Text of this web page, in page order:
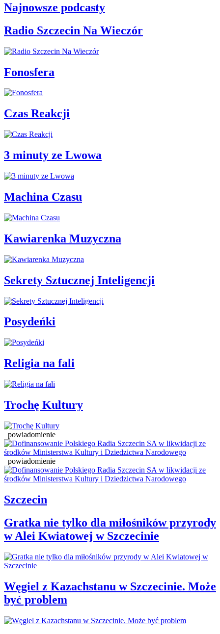
Najnowsze podcasty
Radio Szczecin Na Wieczór
Fonosfera
Czas Reakcji
3 minuty ze Lwowa
Machina Czasu
Kawiarenka Muzyczna
Sekrety Sztucznej Inteligencji
Posydeńki
Religia na fali
Trochę Kultury
powiadomienie
powiadomienie
Szczecin
Gratka nie tylko dla miłośników przyrody
w Alei Kwiatowej w Szczecinie
Węgiel z Kazachstanu w Szczecinie. Może
być problem